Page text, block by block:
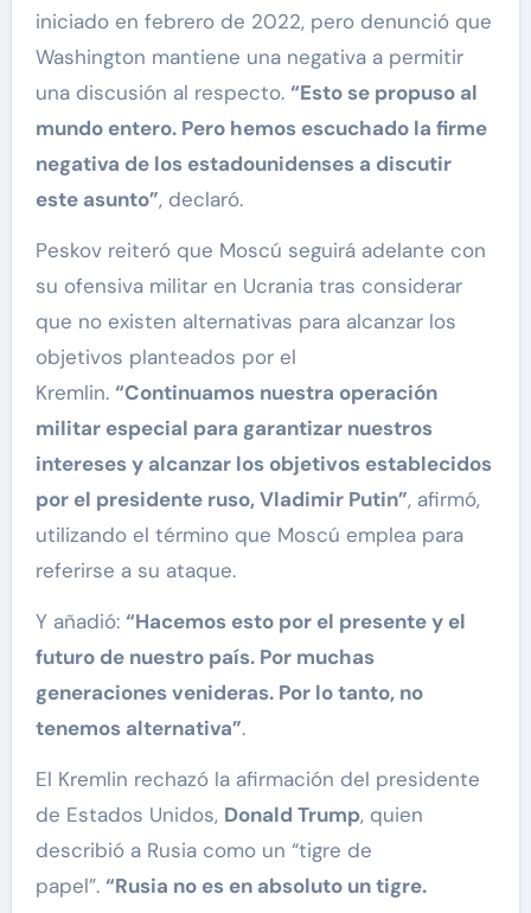
iniciado en febrero de 2022, pero denunció que
Washington mantiene una negativa a permitir
una discusión al respecto. “Esto se propuso al
mundo entero. Pero hemos escuchado la firme
negativa de los estadounidenses a discutir
este asunto”, declaró.
Peskov reiteró que Moscú seguirá adelante con
su ofensiva militar en Ucrania tras considerar
que no existen alternativas para alcanzar los
objetivos planteados por el
Kremlin. “Continuamos nuestra operación
militar especial para garantizar nuestros
intereses y alcanzar los objetivos establecidos
por el presidente ruso, Vladimir Putin”, afirmó,
utilizando el término que Moscú emplea para
referirse a su ataque.
Y añadió: “Hacemos esto por el presente y el
futuro de nuestro país. Por muchas
generaciones venideras. Por lo tanto, no
tenemos alternativa”.
El Kremlin rechazó la afirmación del presidente
de Estados Unidos, Donald Trump, quien
describió a Rusia como un “tigre de
papel”. “Rusia no es en absoluto un tigre.